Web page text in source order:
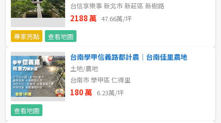
屏東縣
台東縣
花蓮縣
金門連江
樓層
1樓
3樓
台信享樂事 新北市 新莊區 新樹路
2188 萬 47.66萬/坪
專家亮點
查看地圖
台南學甲信義路都計農｜台南佳里農地
土地/農地
台南市 學甲區 仁得里
180 萬 6.23萬/坪
查看地圖